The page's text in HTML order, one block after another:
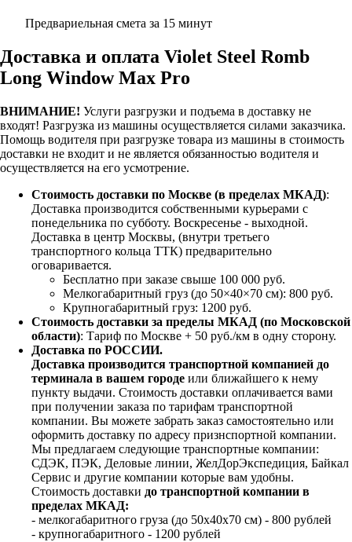
Предвариельная смета за 15 минут
Доставка и оплата Violet Steel Romb
Long Window Max Pro
ВНИМАНИЕ! Услуги разгрузки и подъема в доставку не
входят! Разгрузка из машины осуществляется силами заказчика.
Помощь водителя при разгрузке товара из машины в стоимость
доставки не входит и не является обязанностью водителя и
осуществляется на его усмотрение.
Стоимость доставки по Москве (в пределах МКАД):
Доставка производится собственными курьерами с
понедельника по субботу. Воскресенье - выходной.
Доставка в центр Москвы, (внутри третьего
транспортного кольца ТТК) предварительно
оговаривается.
Бесплатно при заказе свыше 100 000 руб.
Мелкогабаритный груз (до 50×40×70 см): 800 руб.
Крупногабаритный груз: 1200 руб.
Стоимость доставки за пределы МКАД (по Московской
области): Тариф по Москве + 50 руб./км в одну сторону.
Доставка по РОССИИ.
Доставка производится транспортной компанией до
терминала в вашем городе или ближайшего к нему
пункту выдачи. Стоимость доставки оплачивается вами
при получении заказа по тарифам транспортной
компании. Вы можете забрать заказ самостоятельно или
оформить доставку по адресу признспортной компании.
Мы предлагаем следующие транспортные компании:
СДЭК, ПЭК, Деловые линии, ЖелДорЭкспедиция, Байкал
Сервис и другие компании которые вам удобны.
Стоимость доставки до транспортной компании в
пределах МКАД:
- мелкогабаритного груза (до 50х40х70 см) - 800 рублей
- крупногабаритного - 1200 рублей